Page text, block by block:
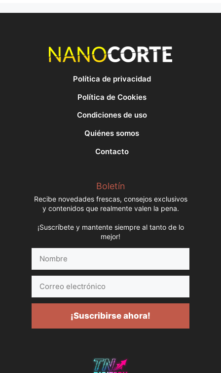
Política de privacidad
Política de Cookies
Condiciones de uso
Quiénes somos
Contacto
Boletín
Recibe novedades frescas, consejos exclusivos
y contenidos que realmente valen la pena.
¡Suscríbete y mantente siempre al tanto de lo
mejor!
electrónico
¡Suscribirse ahora!